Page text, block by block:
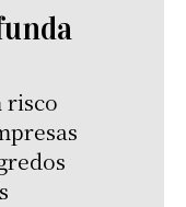
risco